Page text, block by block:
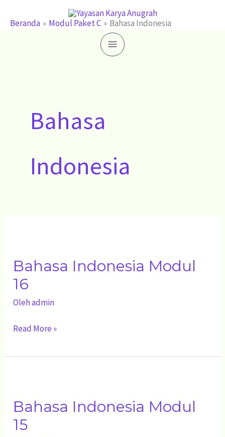
Beranda Modul Paket C Bahasa Indonesia
Bahasa
Indonesia
Bahasa Indonesia Modul
16
Olehadmin
Modul
16
Read More »
Bahasa Indonesia Modul
15
Modul
15